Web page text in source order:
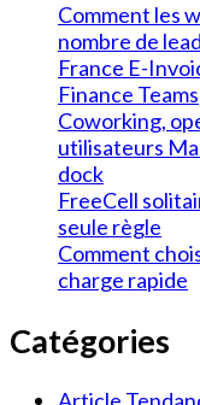
Comment les
nombre de
France E-
Finance Teams
Coworking,
utilisateurs
dock
FreeCell
seule règle
Comment
charge rapide
Catégories